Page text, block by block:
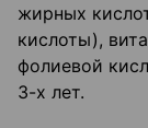
жирных
кислоты),
фолиевой
3-х лет.